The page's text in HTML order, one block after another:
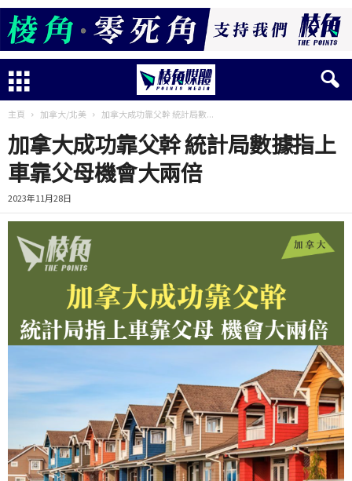
主頁 加拿大/北美 加拿大成功靠父幹 統計局數...
加拿大成功靠父幹 統計局數據指上
車靠父母機會大兩倍
2023年11月28日